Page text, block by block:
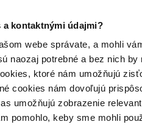
a kontaktnými údajmi?
webe správate, a mohli
naozaj potrebné a bez nich
ktoré nám umožňujú
cookies nám dovoľujú
umožňujú zobrazenie
pomohlo, keby sme mohli